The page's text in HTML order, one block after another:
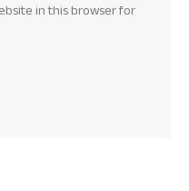
in this browser for